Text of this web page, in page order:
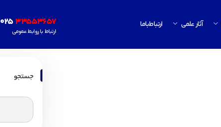
آثار علمی ارتباط‌باما 02533553657
ارتباط با روابط عمومی
جستجو